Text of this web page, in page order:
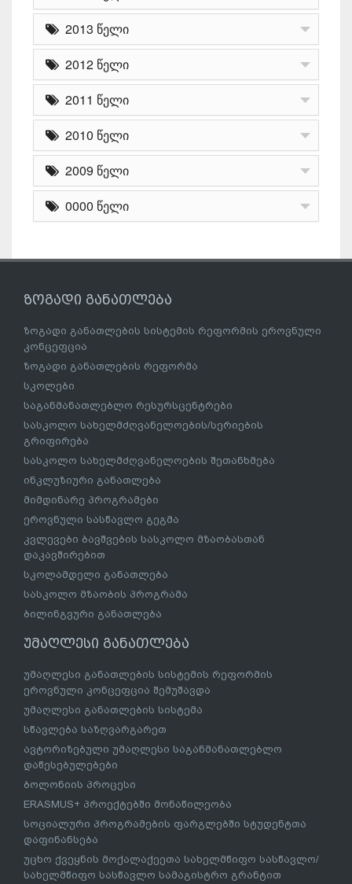
2013 წელი
2012 წელი
2011 წელი
2010 წელი
2009 წელი
0000 წელი
ზოგადი განათლება
ზოგადი განათლების სისტემის რეფორმის ეროვნული
კონცეფცია
ზოგადი განათლების რეფორმა
სკოლები
საგანმანათლებლო რესურსცენტრები
სასკოლო სახელმძღვანელოების/სერიების
გრიფირება
სასკოლო სახელმძღვანელოების შეთანხმება
ინკლუზიური განათლება
მიმდინარე პროგრამები
ეროვნული სასწავლო გეგმა
კვლევები ბავშვების სასკოლო მზაობასთან
დაკავშირებით
სკოლამდელი განათლება
სასკოლო მზაობის პროგრამა
ბილინგვური განათლება
უმაღლესი განათლება
უმაღლესი განათლების სისტემის რეფორმის
ეროვნული კონცეფცია შემუშავდა
უმაღლესი განათლების სისტემა
სწავლება საზღვარგარეთ
ავტორიზებული უმაღლესი საგანმანათლებლო
დაწესებულებები
ბოლონიის პროცესი
ERASMUS+ პროექტებში მონაწილეობა
სოციალური პროგრამების ფარგლებში სტუდენტთა
დაფინანსება
უცხო ქვეყნის მოქალაქეეთა სახელმწიფო სასწავლო/
სახელმწიფო სასწავლო სამაგისტრო გრანტით